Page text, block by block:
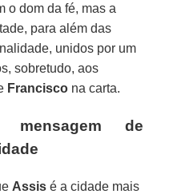
o dom da fé, mas a
para além das
unidos por um
sobretudo, aos
Francisco na carta.
de
Assis é a cidade mais